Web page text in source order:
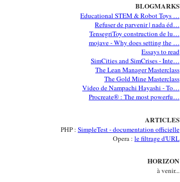
BLOGMARKS
Educational STEM & Robot Toys …
Refuser de parvenir | nada éd…
TensegriToy construction de lu…
mojave - Why does setting the …
Essays to read
SimCities and SimCrises - Inte…
The Lean Manager Masterclass
The Gold Mine Masterclass
Video de Nampachi Hayashi - To…
Procreate® : The most powerfu…
ARTICLES
PHP : SimpleTest - documentation officielle
Opera : le filtrage d'URL
HORIZON
à venir...